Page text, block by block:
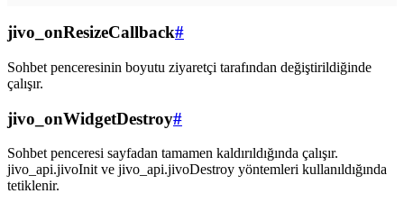
jivo_onResizeCallback#
Sohbet penceresinin boyutu ziyaretçi tarafından değiştirildiğinde
çalışır.
jivo_onWidgetDestroy#
Sohbet penceresi sayfadan tamamen kaldırıldığında çalışır.
jivo_api.jivoInit ve jivo_api.jivoDestroy yöntemleri kullanıldığında
tetiklenir.